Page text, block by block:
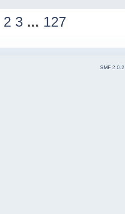
2 3 ... 127
SMF 2.0.2